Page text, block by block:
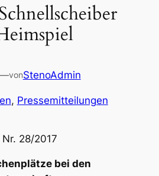
vonStenoAdmin
, Pressemitteilungen
28/2017
bei den